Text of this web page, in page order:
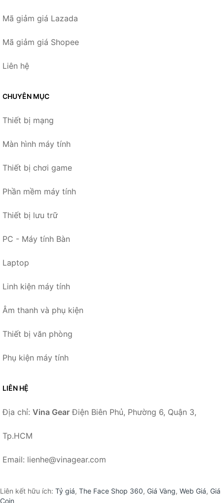
Mã giảm giá Lazada
Mã giảm giá Shopee
Liên hệ
CHUYÊN MỤC
Thiết bị mạng
Màn hình máy tính
Thiết bị chơi game
Phần mềm máy tính
Thiết bị lưu trữ
PC - Máy tính Bàn
Laptop
Linh kiện máy tính
Âm thanh và phụ kiện
Thiết bị văn phòng
Phụ kiện máy tính
LIÊN HỆ
Địa chỉ: Vina Gear Điện Biên Phủ, Phường 6, Quận 3,
Tp.HCM
Email: lienhe@vinagear.com
Liên kết hữu ích: Tỷ giá, The Face Shop 360, Giá Vàng, Web Giá, Giá
Coin